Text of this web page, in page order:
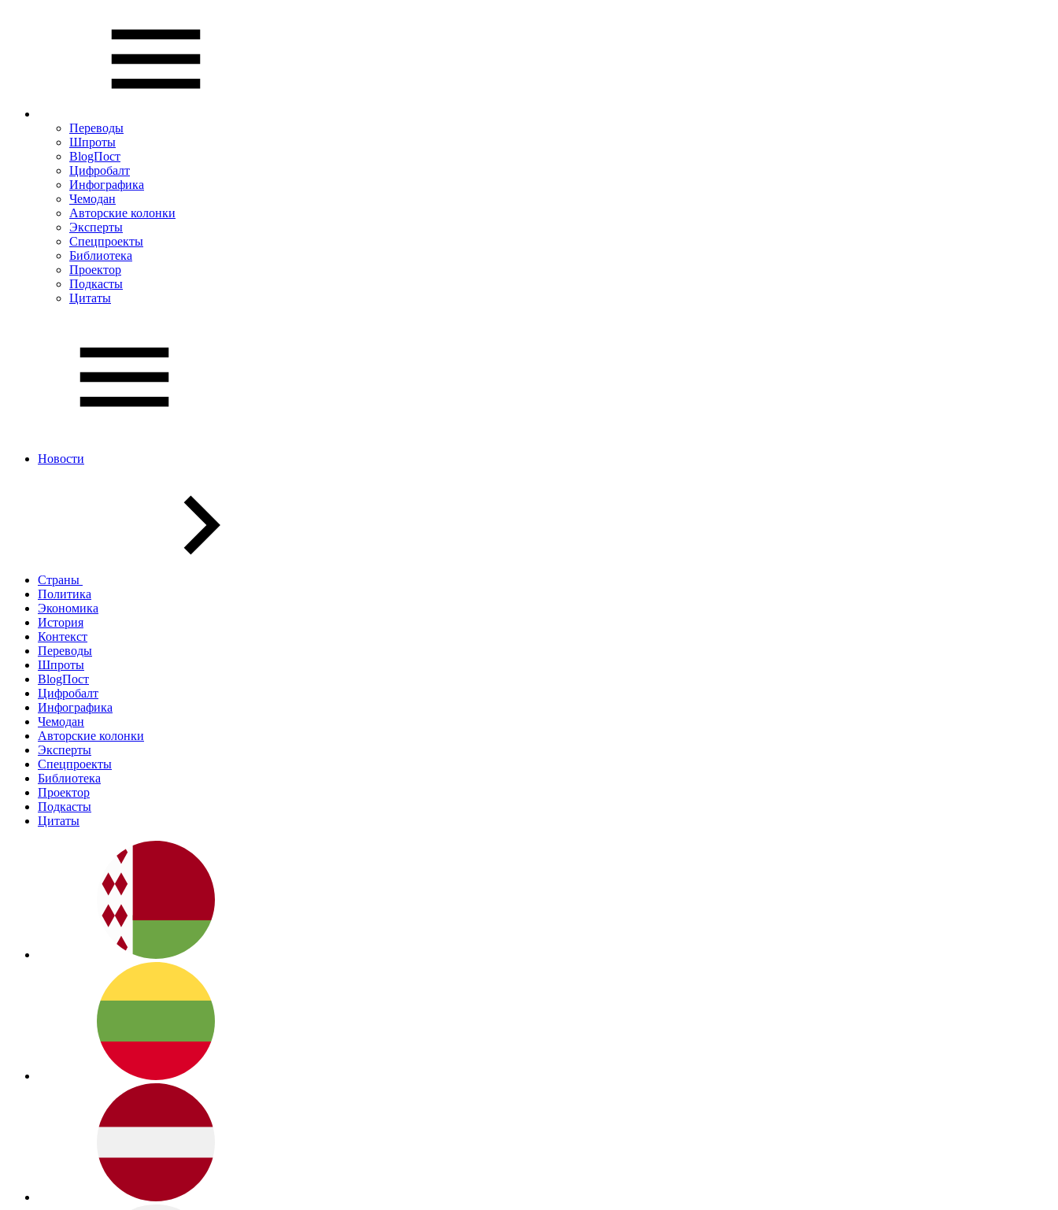
Переводы
Шпроты
BlogПост
Цифробалт
Инфографика
Чемодан
Авторские колонки
Эксперты
Спецпроекты
Библиотека
Проектор
Подкасты
Цитаты
Новости
Страны
Политика
Экономика
История
Контекст
Переводы
Шпроты
BlogПост
Цифробалт
Инфографика
Чемодан
Авторские колонки
Эксперты
Спецпроекты
Библиотека
Проектор
Подкасты
Цитаты